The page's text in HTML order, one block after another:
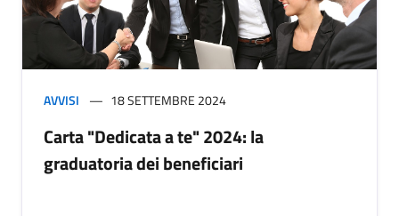
AVVISI 18 SETTEMBRE 2024
Carta "Dedicata a te" 2024: la
graduatoria dei beneficiari